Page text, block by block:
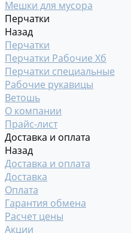
Мешки для мусора
Перчатки
Назад
Перчатки
Перчатки Рабочие Хб
Перчатки специальные
Рабочие рукавицы
Ветошь
О компании
Прайс-лист
Доставка и оплата
Назад
Доставка и оплата
Доставка
Оплата
Гарантия обмена
Расчет цены
Акции